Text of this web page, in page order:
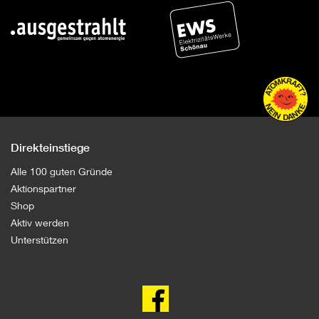
Direkteinstiege
Alle 100 guten Gründe
Aktionspartner
Shop
Aktiv werden
Unterstützen